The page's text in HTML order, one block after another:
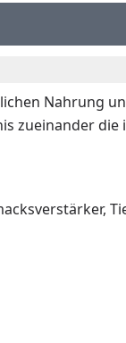
Nahrung
zueinander